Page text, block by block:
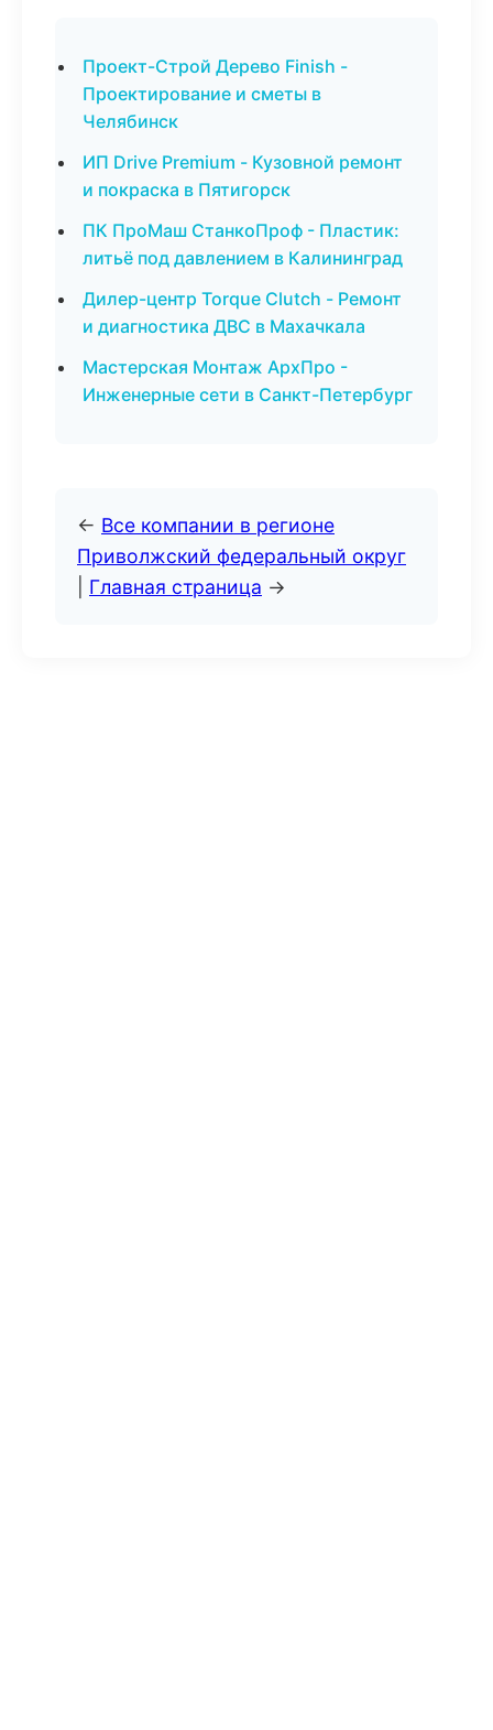
Проект-Строй Дерево Finish -
Проектирование и сметы в
Челябинск
ИП Drive Premium - Кузовной ремонт
и покраска в Пятигорск
ПК ПроМаш СтанкоПроф - Пластик:
литьё под давлением в Калининград
Дилер-центр Torque Clutch - Ремонт
и диагностика ДВС в Махачкала
Мастерская Монтаж АрхПро -
Инженерные сети в Санкт-Петербург
← Все компании в регионе
Приволжский федеральный округ
Главная страница →